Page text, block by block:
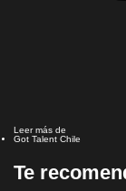
Leer más de
Got Talent Chile
Te